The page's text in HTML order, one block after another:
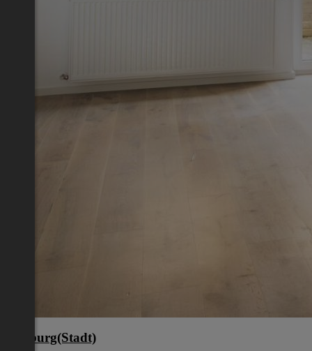
Salzburg(Stadt)